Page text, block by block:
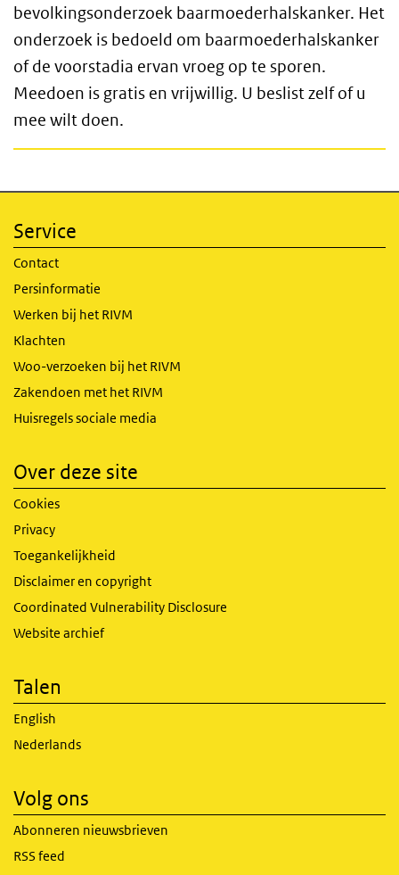
bevolkingsonderzoek baarmoederhalskanker. Het
onderzoek is bedoeld om baarmoederhalskanker
of de voorstadia ervan vroeg op te sporen.
Meedoen is gratis en vrijwillig. U beslist zelf of u
mee wilt doen.
Service
Contact
Persinformatie
Werken bij het RIVM
Klachten
Woo-verzoeken bij het RIVM
Zakendoen met het RIVM
Huisregels sociale media
Over deze site
Cookies
Privacy
Toegankelijkheid
Disclaimer en copyright
Coordinated Vulnerability Disclosure
Website archief
Talen
English
Nederlands
Volg ons
Abonneren nieuwsbrieven
RSS feed